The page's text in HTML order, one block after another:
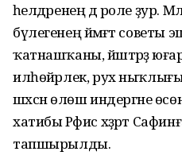
әһелдәренең дә роле ҙур.
бүлегенең йәмәғәт советы
ҡатнашҡаны, йәштәрҙә
илһөйәрлек, рух ныҡлығы,
шәхсән өлөш индергәне
хатибы Рәфис хәҙрәт
тапшырылды.